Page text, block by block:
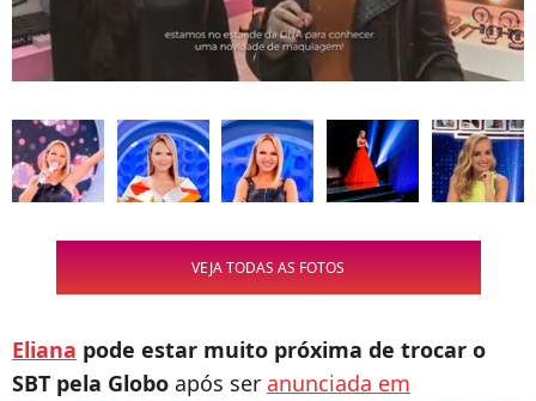
VEJA TODAS AS FOTOS
Eliana pode estar muito próxima de trocar o
SBT pela Globo após ser anunciada em